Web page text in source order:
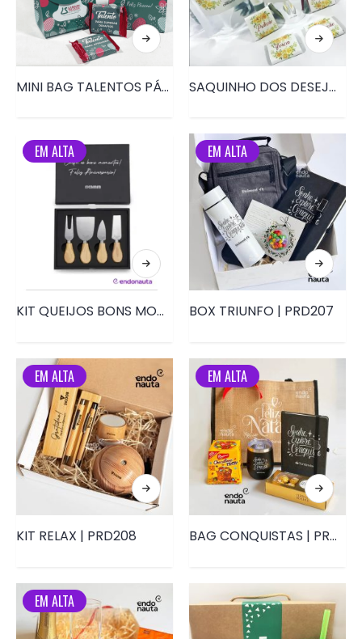
MINI BAG TALENTOS PÁSCOA • PRD116 SAQUINHO DOS DESEJOS DIA DAS MULHERES • PRD098
EM ALTA
KIT QUEIJOS BONS MOMENTOS | PRD184B
EM ALTA
BOX TRIUNFO | PRD207
EM ALTA
KIT RELAX | PRD208
EM ALTA
BAG CONQUISTAS | PRD123
EM ALTA